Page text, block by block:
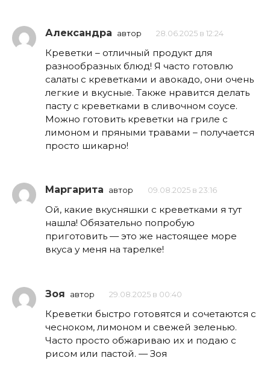
Александра автор 28.06.2025 в 12:24
Креветки – отличный продукт для
разнообразных блюд! Я часто готовлю
салаты с креветками и авокадо, они очень
легкие и вкусные. Также нравится делать
пасту с креветками в сливочном соусе.
Можно готовить креветки на гриле с
лимоном и пряными травами – получается
просто шикарно!
Маргарита автор 09.08.2025 в 23:16
Ой, какие вкусняшки с креветками я тут
нашла! Обязательно попробую
приготовить — это же настоящее море
вкуса у меня на тарелке!
Зоя автор 29.08.2025 в 00:40
Креветки быстро готовятся и сочетаются с
чесноком, лимоном и свежей зеленью.
Часто просто обжариваю их и подаю с
рисом или пастой. — Зоя